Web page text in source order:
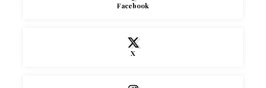
Facebook
X